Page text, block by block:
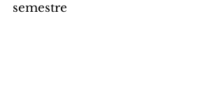
semestre